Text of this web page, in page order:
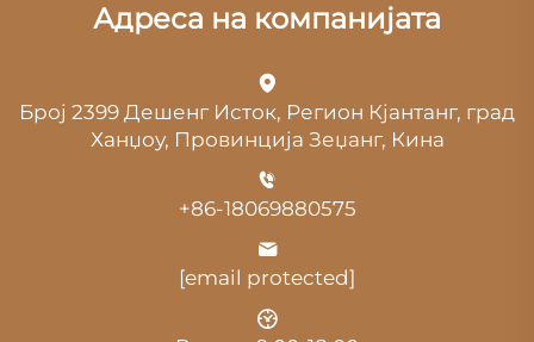
Адреса на компанијата
Број 2399 Дешенг Исток, Регион Кјантанг, град
Ханџоу, Провинција Зеџанг, Кина
+86-18069880575
[email protected]